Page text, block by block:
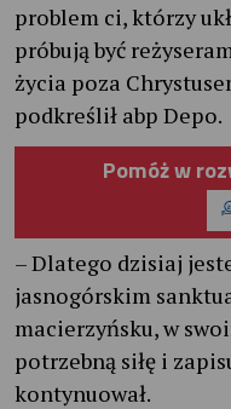
problem ci, którzy
próbują być
życia poza
podkreślił abp Depo.
Pomóż w
– Dlatego dzisiaj
jasnogórskim
macierzyńsku, w
potrzebną siłę i
kontynuował.